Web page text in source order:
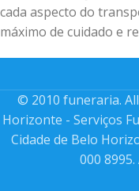
cada aspecto do
máximo de cuidado e
© 2010 funeraria.
Horizonte - Serviços
Cidade de Belo
000